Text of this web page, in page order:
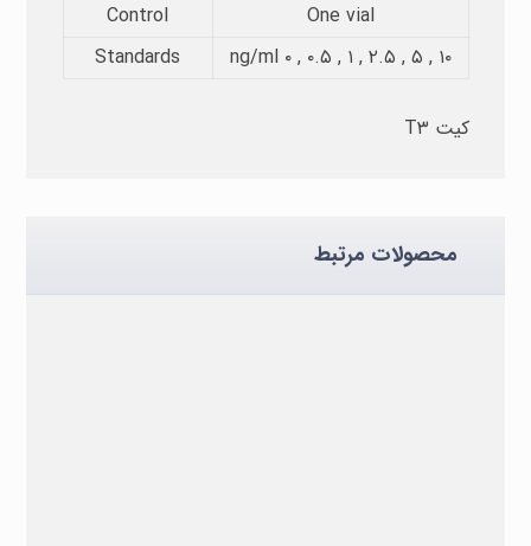
One vial
Control
ng/ml ۰ , ۰.۵ , ۱ , ۲.۵ , ۵ , ۱۰
Standards
کیت T۳
محصولات مرتبط